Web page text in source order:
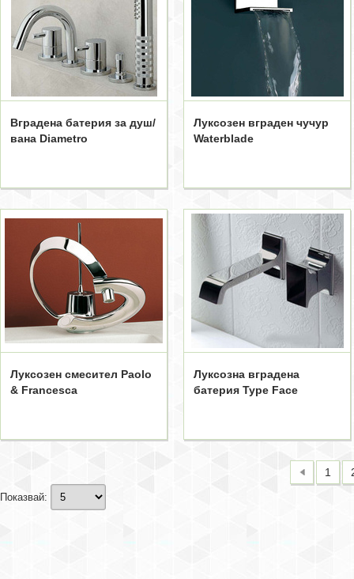
Вградена батерия за душ/
вана Diametro
Луксозен вграден чучур
Waterblade
Луксозен смесител Paolo
& Francesca
Луксозна вградена
батерия Type Face
1
Показвай: